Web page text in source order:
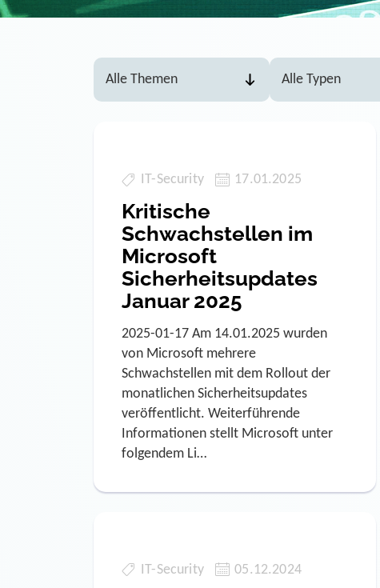
IT-Security 17.01.2025
Kritische
Schwachstellen im
Microsoft
Sicherheitsupdates
Januar 2025
2025-01-17 Am 14.01.2025 wurden
von Microsoft mehrere
Schwachstellen mit dem Rollout der
monatlichen Sicherheitsupdates
veröffentlicht. Weiterführende
Informationen stellt Microsoft unter
folgendem Li…
IT-Security 05.12.2024